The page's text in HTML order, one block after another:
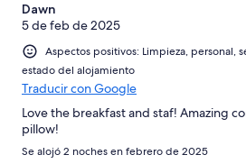
Dawn
5 de feb de 2025
Aspectos positivos: Limpieza, personal,
estado del alojamiento
Traducir con Google
Love the breakfast and staf! Amazing
pillow!
Se alojó 2 noches en febrero de 2025